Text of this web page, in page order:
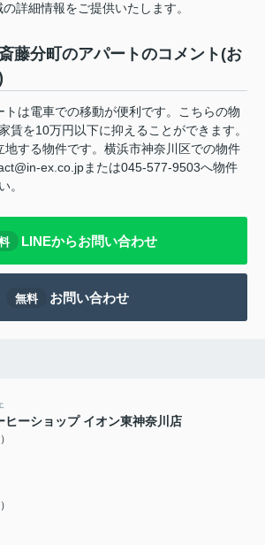
詳細情報をご提供いたします。
藤分町のアパートのコメント(お
は電車での移動が便利です。こちらの物
賃を10万円以下に抑えることができます。
地する物件です。横浜市神奈川区での物件
ex.co.jpまたは045-577-9503へ物件
。
LINEからお問い合わせ
無料 お問い合わせ
ヒーショップ イオン東神奈川店